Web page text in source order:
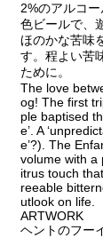
2%のアルコ
色ビールで、
ほのかな苦味
す。程よい苦
ために。
The love
og! The first
ple baptised
e’. A
e’?). The
volume with a
itrus touch
reeable
utlook on life.
ARTWORK
ヘントのフー